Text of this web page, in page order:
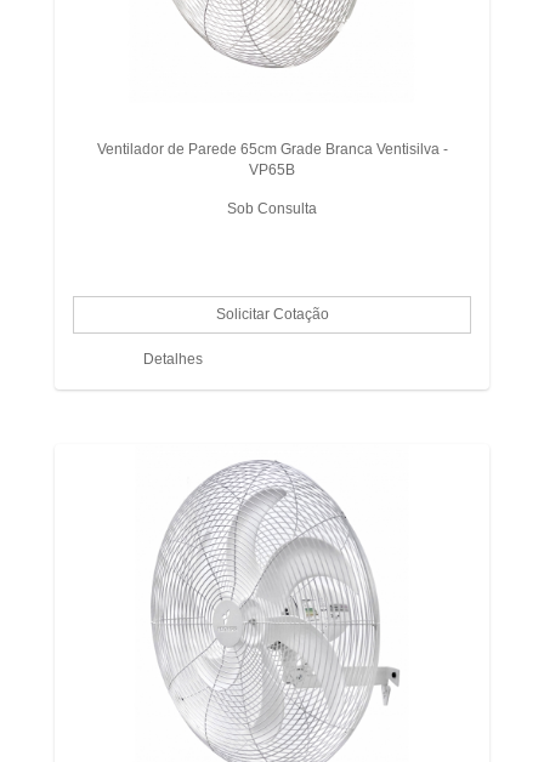
Ventilador de Parede 65cm Grade Branca Ventisilva -
VP65B
Sob Consulta
Detalhes